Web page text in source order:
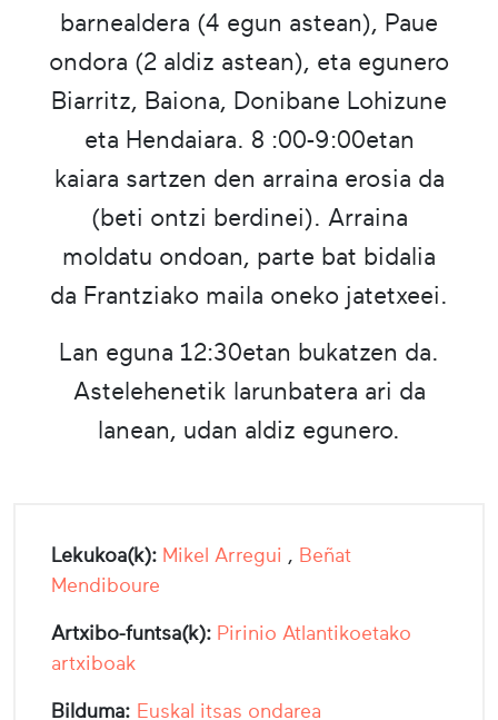
barnealdera (4 egun astean), Paue
ondora (2 aldiz astean), eta egunero
Biarritz, Baiona, Donibane Lohizune
eta Hendaiara. 8 :00-9:00etan
kaiara sartzen den arraina erosia da
(beti ontzi berdinei). Arraina
moldatu ondoan, parte bat bidalia
da Frantziako maila oneko jatetxeei.
Lan eguna 12:30etan bukatzen da.
Astelehenetik larunbatera ari da
lanean, udan aldiz egunero.
Lekukoa(k): Mikel Arregui , Beñat
Mendiboure
Artxibo-funtsa(k): Pirinio Atlantikoetako
artxiboak
Bilduma: Euskal itsas ondarea